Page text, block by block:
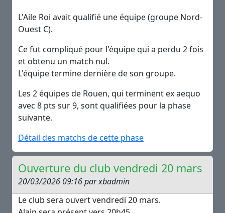
L'Aile Roi avait qualifié une équipe (groupe Nord-
Ouest C).
Ce fut compliqué pour l'équipe qui a perdu 2 fois
et obtenu un match nul.
L'équipe termine dernière de son groupe.
Les 2 équipes de Rouen, qui terminent ex aequo
avec 8 pts sur 9, sont qualifiées pour la phase
suivante.
Détail des matchs de cette phase
Ouverture du club vendredi 20 mars
20/03/2026 09:16 par xbadmin
Le club sera ouvert vendredi 20 mars.